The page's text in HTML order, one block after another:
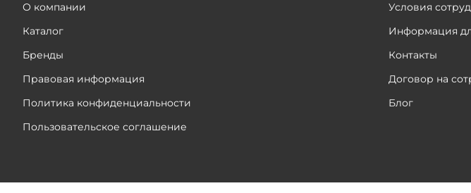
О компании
Каталог
Бренды
Правовая информация
Политика конфиденциальности
Пользовательское соглашение
Условия
Информация
Контакты
Договор на
Блог